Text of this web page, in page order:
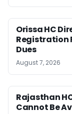
Orissa HC
Registration
Dues
August 7, 2026
Rajasthan
Cannot Be